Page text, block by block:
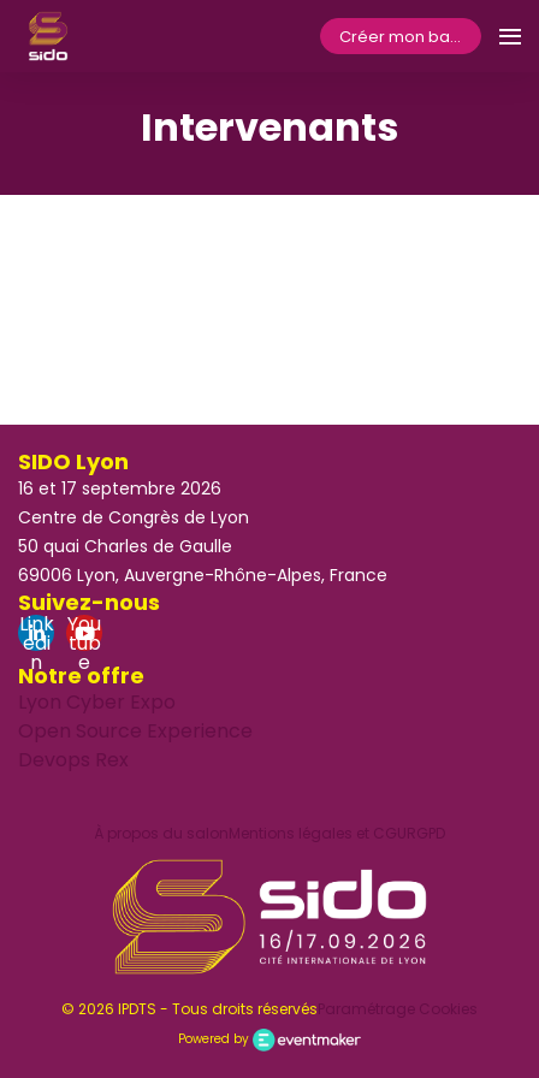
Créer mon badge
Intervenants
SIDO Lyon
16 et 17 septembre 2026
Centre de Congrès de Lyon
50 quai Charles de Gaulle
69006 Lyon, Auvergne-Rhône-Alpes, France
Suivez-nous
Link
edi
n
You
tub
e
Notre offre
Lyon Cyber Expo
Open Source Experience
Devops Rex
À propos du salonMentions légales et CGURGPD
© 2026 IPDTS - Tous droits réservésParamétrage Cookies
Powered by